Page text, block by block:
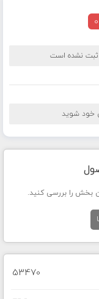
0
ثبت نشده است
خود شوید
بخش را بررسی کنید.
53470